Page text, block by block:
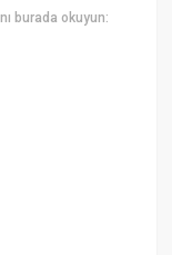
burada okuyun: